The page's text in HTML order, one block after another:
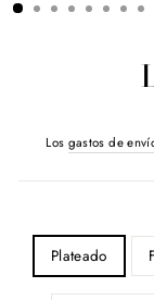
Los gastos de
Plateado